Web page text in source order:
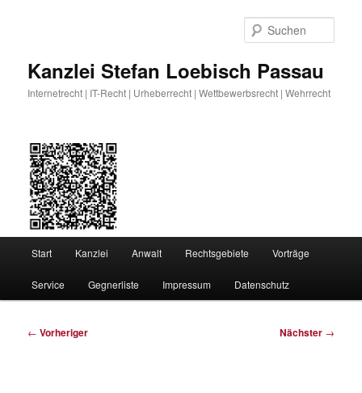
Kanzlei Stefan Loebisch Passau
Internetrecht | IT-Recht | Urheberrecht | Wettbewerbsrecht | Wehrrecht
Start Kanzlei Anwalt Rechtsgebiete Vorträge
Service Gegnerliste Impressum Datenschutz
Beitragsnavigation
← Vorheriger Nächster →